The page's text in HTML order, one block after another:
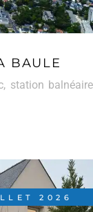
BAULE
station balnéaire
2026